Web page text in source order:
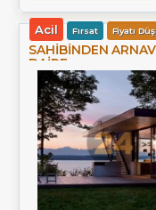
Acil Fırsat Fiyatı
SAHİBİNDEN
DAİRE..